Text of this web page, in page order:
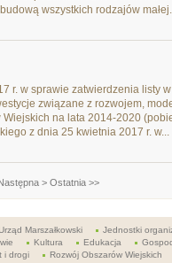
wszystkich rodzajów
r. w sprawie zatwierdzenia listy w
związane z rozwojem,
na lata 2014-2020
z dnia 25 kwietnia 2017 r. w...
> Ostatnia >>
Marszałkowski
Jednostki
Kultura Edukacja
i drogi
Rozwój Obszarów Wiejskich